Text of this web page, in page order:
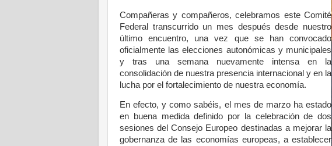
Compañeras y compañeros, celebramos este Comité
Federal transcurrido un mes después desde nuestro
último encuentro, una vez que se han convocado
oficialmente las elecciones autonómicas y municipales
y tras una semana nuevamente intensa en la
consolidación de nuestra presencia internacional y en la
lucha por el fortalecimiento de nuestra economía.
En efecto, y como sabéis, el mes de marzo ha estado
en buena medida definido por la celebración de dos
sesiones del Consejo Europeo destinadas a mejorar la
gobernanza de las economías europeas, a establecer